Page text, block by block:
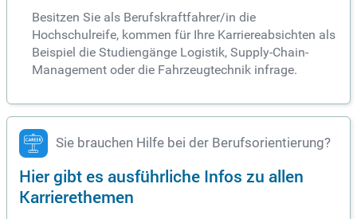
Besitzen Sie als Berufskraftfahrer/in die
Hochschulreife, kommen für Ihre Karriereabsichten als
Beispiel die Studiengänge Logistik, Supply-Chain-
Management oder die Fahrzeugtechnik infrage.
Sie brauchen Hilfe bei der Berufsorientierung?
Hier gibt es ausführliche Infos zu allen
Karrierethemen